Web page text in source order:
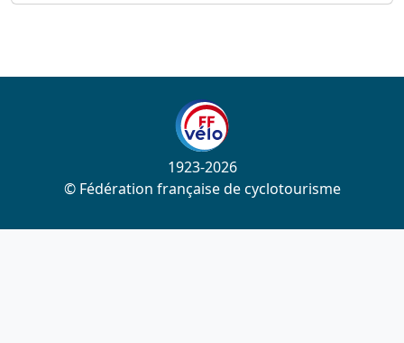
1923-2026
© Fédération française de cyclotourisme